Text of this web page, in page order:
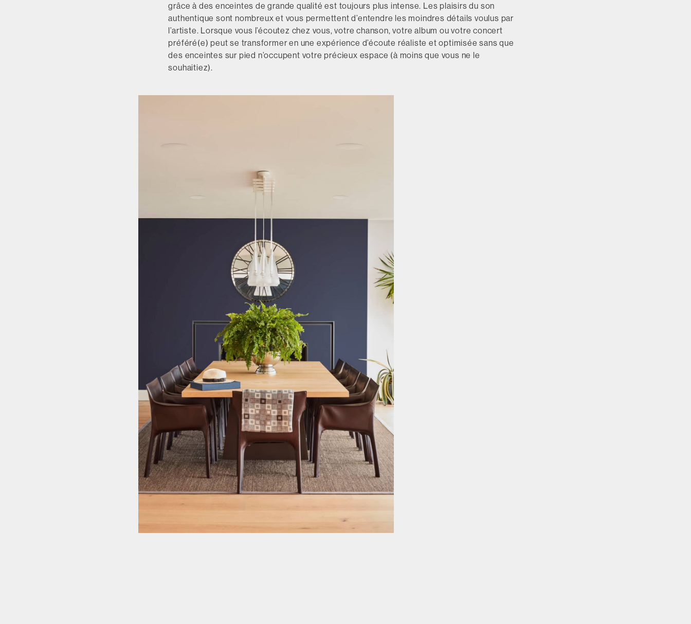
grâce à des enceintes de grande qualité est toujours plus intense. Les plaisirs du son
authentique sont nombreux et vous permettent d’entendre les moindres détails voulus par
l’artiste. Lorsque vous l’écoutez chez vous, votre chanson, votre album ou votre concert
préféré(e) peut se transformer en une expérience d’écoute réaliste et optimisée sans que
des enceintes sur pied n’occupent votre précieux espace (à moins que vous ne le
souhaitiez).